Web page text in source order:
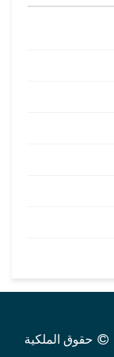
حقوق الملكية